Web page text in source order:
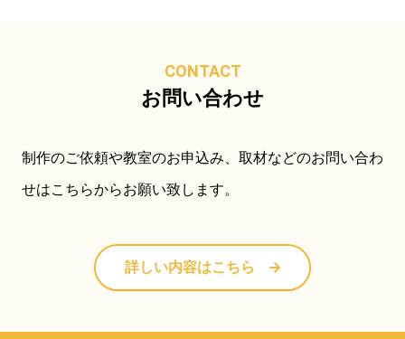
CONTACT
お問い合わせ
制作のご依頼や教室のお申込み、取材などのお問い合わ
せはこちらからお願い致します。
詳しい内容はこちら